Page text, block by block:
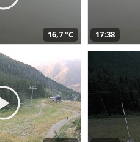
16,7 °C 17:38